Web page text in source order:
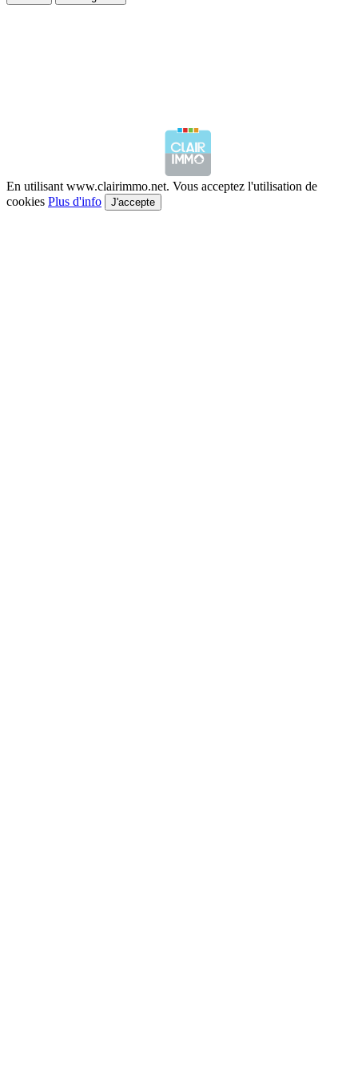
En utilisant www.clairimmo.net. Vous acceptez l'utilisation de
cookies Plus d'info J'accepte